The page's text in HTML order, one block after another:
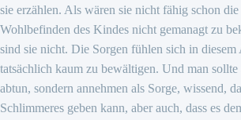
sie erzählen. Als wären sie nicht fähig schon
Wohlbefinden des Kindes nicht gemanagt zu
sind sie nicht. Die Sorgen fühlen sich in
tatsächlich kaum zu bewältigen. Und man sollte
abtun, sondern annehmen als Sorge, wissend,
Schlimmeres geben kann, aber auch, dass es